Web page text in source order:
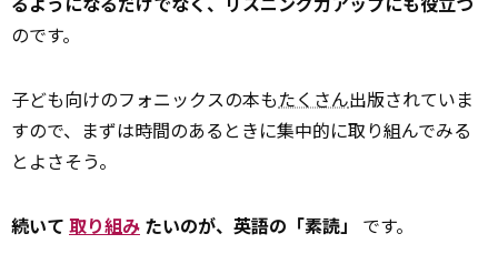
のです。
子ども向けのフォニックスの本もたくさん出版されていま
すので、まずは時間のあるときに集中的に取り組んでみる
とよさそう。
続いて 取り組み たいのが、英語の「素読」 です。